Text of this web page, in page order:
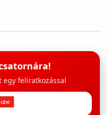
egy feliratkozással